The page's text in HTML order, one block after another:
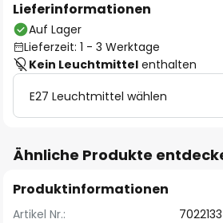
Lieferinformationen
Auf Lager
Lieferzeit: 1 - 3 Werktage
Kein Leuchtmittel enthalten
E27 Leuchtmittel wählen
Ähnliche Produkte
Produktinformationen
Artikel Nr.: 7022133